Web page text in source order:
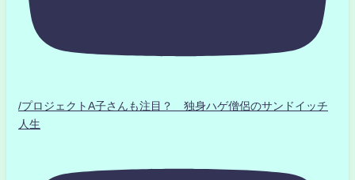
/プロジェクトA子さんも注目？ 独身ハゲ僧侶のサンドイッチ
人生